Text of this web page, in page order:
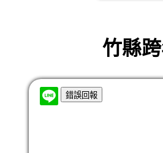
竹縣